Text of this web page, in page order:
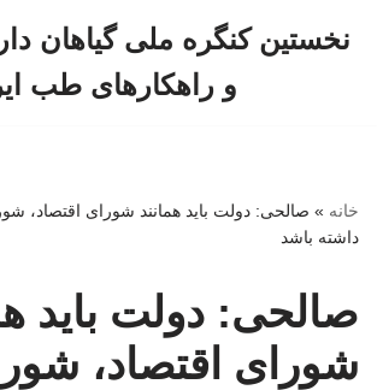
نخستین کنگره ملی گیاهان
و راهکارهای طب
خانه » صالحی: دولت باید همانند شورای اقتصاد،
داشته باشد
صالحی: دولت باید
شورای اقتصاد،